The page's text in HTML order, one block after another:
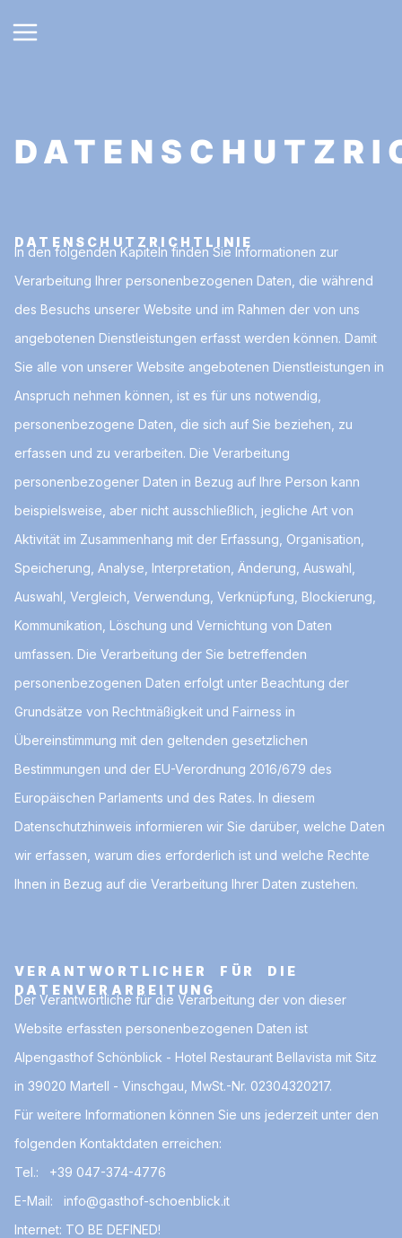
DATENSCHUTZRICHTLINIE
In den folgenden Kapiteln finden Sie Informationen zur
Verarbeitung Ihrer personenbezogenen Daten, die während
des Besuchs unserer Website und im Rahmen der von uns
angebotenen Dienstleistungen erfasst werden können. Damit
Sie alle von unserer Website angebotenen Dienstleistungen in
Anspruch nehmen können, ist es für uns notwendig,
personenbezogene Daten, die sich auf Sie beziehen, zu
erfassen und zu verarbeiten. Die Verarbeitung
personenbezogener Daten in Bezug auf Ihre Person kann
beispielsweise, aber nicht ausschließlich, jegliche Art von
Aktivität im Zusammenhang mit der Erfassung, Organisation,
Speicherung, Analyse, Interpretation, Änderung, Auswahl,
Auswahl, Vergleich, Verwendung, Verknüpfung, Blockierung,
Kommunikation, Löschung und Vernichtung von Daten
umfassen. Die Verarbeitung der Sie betreffenden
personenbezogenen Daten erfolgt unter Beachtung der
Grundsätze von Rechtmäßigkeit und Fairness in
Übereinstimmung mit den geltenden gesetzlichen
Bestimmungen und der EU-Verordnung 2016/679 des
Europäischen Parlaments und des Rates. In diesem
Datenschutzhinweis informieren wir Sie darüber, welche Daten
wir erfassen, warum dies erforderlich ist und welche Rechte
Ihnen in Bezug auf die Verarbeitung Ihrer Daten zustehen.
VERANTWORTLICHER FÜR DIE
DATENVERARBEITUNG
Der Verantwortliche für die Verarbeitung der von dieser
Website erfassten personenbezogenen Daten ist
Alpengasthof Schönblick - Hotel Restaurant Bellavista mit Sitz
in 39020 Martell - Vinschgau, MwSt.-Nr. 02304320217.
Für weitere Informationen können Sie uns jederzeit unter den
folgenden Kontaktdaten erreichen:
Tel.:
+39 047-374-4776
E-Mail:
info@gasthof-schoenblick.it
Internet: TO BE DEFINED!